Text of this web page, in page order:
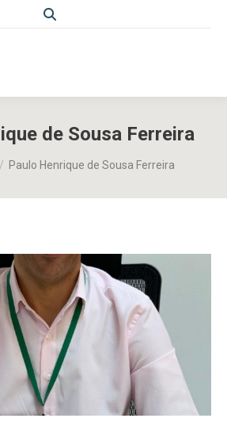
Search:
de Sousa Ferreira
Paulo Henrique de Sousa Ferreira